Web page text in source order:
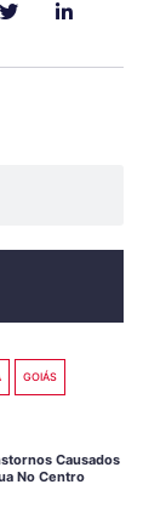
GOIÁS
Causados
No Centro